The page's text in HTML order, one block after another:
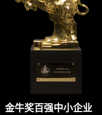
金牛奖百强中小企业